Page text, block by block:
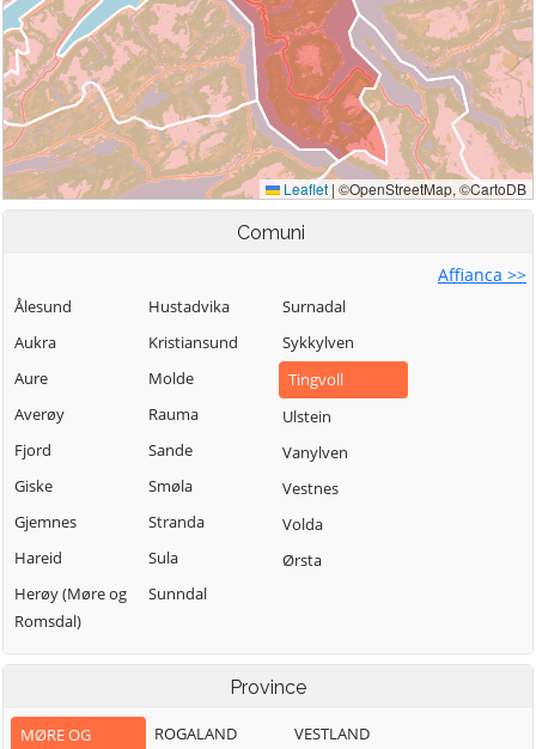
Comuni
Affianca >>
Ålesund
Aukra
Aure
Averøy
Fjord
Giske
Gjemnes
Hareid
Herøy (Møre og
Romsdal)
Hustadvika
Kristiansund
Molde
Rauma
Sande
Smøla
Stranda
Sula
Sunndal
Surnadal
Sykkylven
Tingvoll
Ulstein
Vanylven
Vestnes
Volda
Ørsta
Province
MØRE OG
ROGALAND VESTLAND